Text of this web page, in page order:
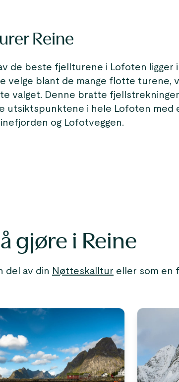
Reine
de beste fjellturene i Lofoten ligger
velge blant de mange flotte turene,
valget. Denne bratte
utsiktspunktene i hele Lofoten med
og Lofotveggen.
gjøre i Reine
del av din Nøtteskalltur eller som en